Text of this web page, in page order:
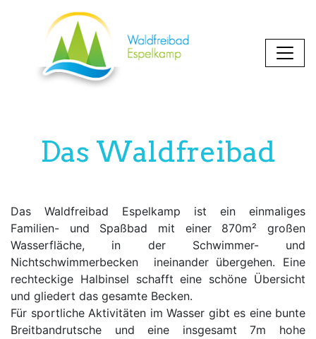
Das Waldfreibad
Das Waldfreibad Espelkamp ist ein einmaliges
Familien- und Spaßbad mit einer 870m² großen
Wasserfläche, in der Schwimmer- und
Nichtschwimmerbecken ineinander übergehen. Eine
rechteckige Halbinsel schafft eine schöne Übersicht
und gliedert das gesamte Becken.
Für sportliche Aktivitäten im Wasser gibt es eine bunte
Breitbandrutsche und eine insgesamt 7m hohe